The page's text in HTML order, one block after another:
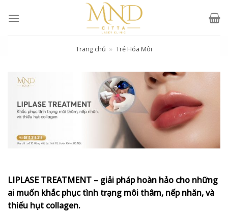
Trang chủ » Trẻ Hóa Môi
LIPLASE TREATMENT – giải pháp hoàn hảo cho những
ai muốn khắc phục tình trạng môi thâm, nếp nhăn, và
thiếu hụt collagen.